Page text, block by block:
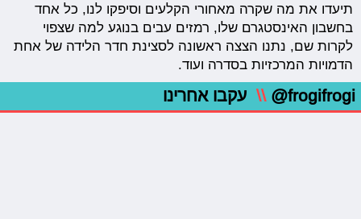
תיעדו את מה שקרה מאחורי הקלעים וסיפקו לנו, כל אחד
בחשבון האינסטגרם שלו, רמזים עבים בנוגע למה שצפוי
לקרות שם, נתנו הצצה ראשונה לסצינת חדר הלידה של אחת
הדמויות המרכזיות בסדרה ועוד.
@frogifrogi
\\ עקבו אחרינו